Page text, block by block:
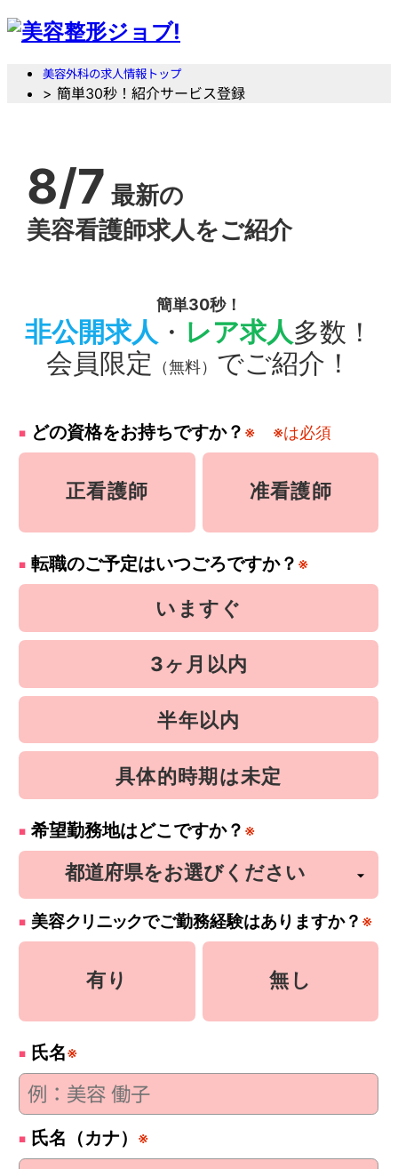
美容外科の求人情報トップ
> 簡単30秒！紹介サービス登録
8/7 最新の
美容看護師求人をご紹介
簡単30秒！
非公開求人 ・ レア求人多数！
会員限定
（無料） でご紹介！
どの資格をお持ちですか？ ※ ※は必須
正看護師 准看護師
転職のご予定はいつごろですか？ ※
いますぐ
3ヶ月以内
半年以内
具体的時期は未定
希望勤務地はどこですか？ ※
美容クリニックでご勤務経験はありますか？ ※
有り 無し
氏名※
氏名（カナ） ※